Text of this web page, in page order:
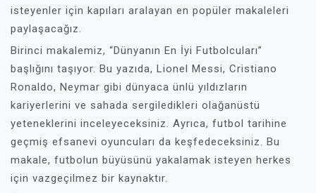
isteyenler için kapıları aralayan en popüler makaleleri
paylaşacağız.
Birinci makalemiz, “Dünyanın En İyi Futbolcuları”
başlığını taşıyor. Bu yazıda, Lionel Messi, Cristiano
Ronaldo, Neymar gibi dünyaca ünlü yıldızların
kariyerlerini ve sahada sergiledikleri olağanüstü
yeteneklerini inceleyeceksiniz. Ayrıca, futbol tarihine
geçmiş efsanevi oyuncuları da keşfedeceksiniz. Bu
makale, futbolun büyüsünü yakalamak isteyen herkes
için vazgeçilmez bir kaynaktır.